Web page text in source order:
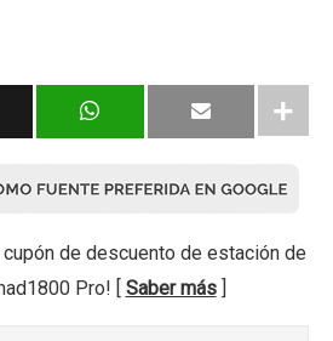
cupón de descuento de estación de
Pro! [ Saber más]